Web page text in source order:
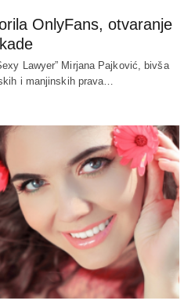
OnlyFans, otvaranje
Lawyer” Mirjana Pajković, bivša
i manjinskih prava…